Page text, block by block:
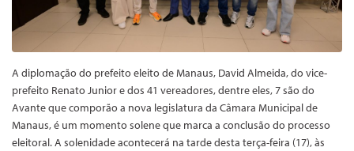
A diplomação do prefeito eleito de Manaus, David Almeida, do vice-
prefeito Renato Junior e dos 41 vereadores, dentre eles, 7 são do
Avante que comporão a nova legislatura da Câmara Municipal de
Manaus, é um momento solene que marca a conclusão do processo
eleitoral. A solenidade acontecerá na tarde desta terça-feira (17), às